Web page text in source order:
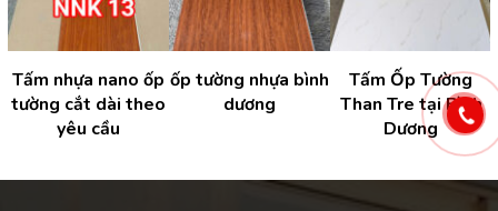
Tấm nhựa nano ốp
tường cắt dài theo
yêu cầu
ốp tường nhựa bình
dương
Tấm Ốp Tường
Than Tre tại Bình
Dương